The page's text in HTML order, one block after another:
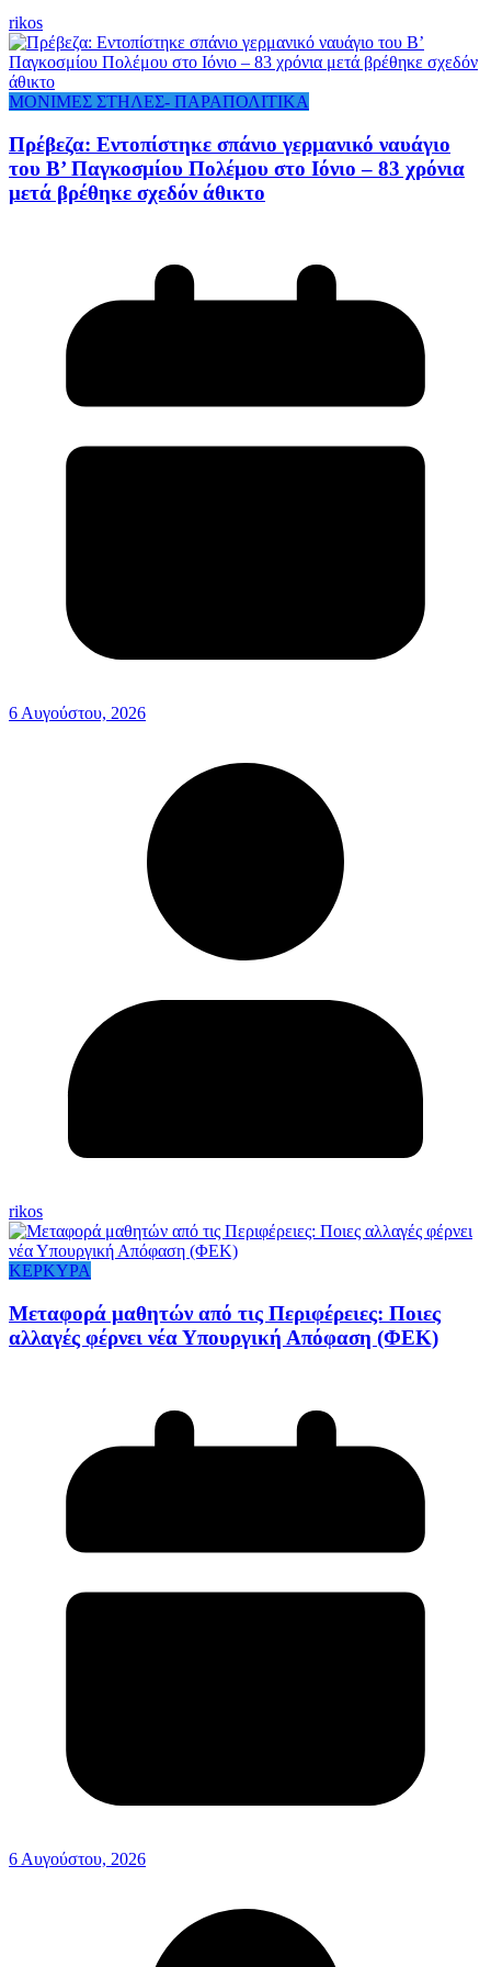
rikos
ΜΟΝΙΜΕΣ ΣΤΗΛΕΣ- ΠΑΡΑΠΟΛΙΤΙΚΑ
Πρέβεζα: Εντοπίστηκε σπάνιο γερμανικό ναυάγιο
του Β’ Παγκοσμίου Πολέμου στο Ιόνιο – 83 χρόνια
μετά βρέθηκε σχεδόν άθικτο
6 Αυγούστου, 2026
rikos
ΚΕΡΚΥΡΑ
Mεταφορά μαθητών από τις Περιφέρειες: Ποιες
αλλαγές φέρνει νέα Υπουργική Απόφαση (ΦΕΚ)
6 Αυγούστου, 2026